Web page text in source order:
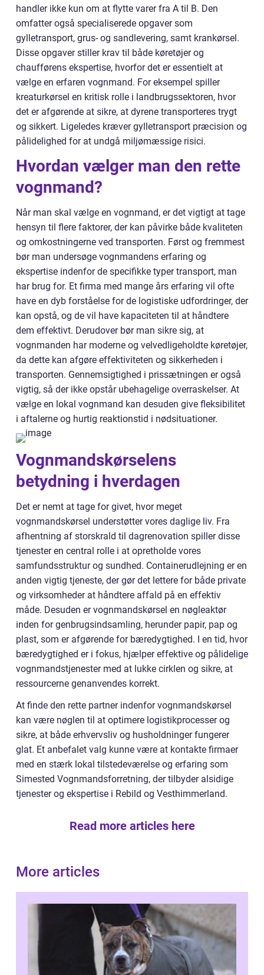
handler ikke kun om at flytte varer fra A til B. Den
omfatter også specialiserede opgaver som
gylletransport, grus- og sandlevering, samt krankørsel.
Disse opgaver stiller krav til både køretøjer og
chaufførens ekspertise, hvorfor det er essentielt at
vælge en erfaren vognmand. For eksempel spiller
kreaturkørsel en kritisk rolle i landbrugssektoren, hvor
det er afgørende at sikre, at dyrene transporteres trygt
og sikkert. Ligeledes kræver gylletransport præcision og
pålidelighed for at undgå miljømæssige risici.
Hvordan vælger man den rette
vognmand?
Når man skal vælge en vognmand, er det vigtigt at tage
hensyn til flere faktorer, der kan påvirke både kvaliteten
og omkostningerne ved transporten. Først og fremmest
bør man undersøge vognmandens erfaring og
ekspertise indenfor de specifikke typer transport, man
har brug for. Et firma med mange års erfaring vil ofte
have en dyb forståelse for de logistiske udfordringer, der
kan opstå, og de vil have kapaciteten til at håndtere
dem effektivt. Derudover bør man sikre sig, at
vognmanden har moderne og velvedligeholdte køretøjer,
da dette kan afgøre effektiviteten og sikkerheden i
transporten. Gennemsigtighed i prissætningen er også
vigtig, så der ikke opstår ubehagelige overraskelser. At
vælge en lokal vognmand kan desuden give fleksibilitet
i aftalerne og hurtig reaktionstid i nødsituationer.
Vognmandskørselens
betydning i hverdagen
Det er nemt at tage for givet, hvor meget
vognmandskørsel understøtter vores daglige liv. Fra
afhentning af storskrald til dagrenovation spiller disse
tjenester en central rolle i at opretholde vores
samfundsstruktur og sundhed. Containerudlejning er en
anden vigtig tjeneste, der gør det lettere for både private
og virksomheder at håndtere affald på en effektiv
måde. Desuden er vognmandskørsel en nøgleaktør
inden for genbrugsindsamling, herunder papir, pap og
plast, som er afgørende for bæredygtighed. I en tid, hvor
bæredygtighed er i fokus, hjælper effektive og pålidelige
vognmandstjenester med at lukke cirklen og sikre, at
ressourcerne genanvendes korrekt.
At finde den rette partner indenfor vognmandskørsel
kan være nøglen til at optimere logistikprocesser og
sikre, at både erhvervsliv og husholdninger fungerer
glat. Et anbefalet valg kunne være at kontakte firmaer
med en stærk lokal tilstedeværelse og erfaring som
Simested Vognmandsforretning, der tilbyder alsidige
tjenester og ekspertise i Rebild og Vesthimmerland.
Read more articles here
More articles